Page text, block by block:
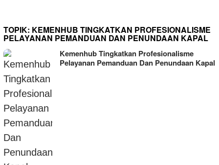
TOPIK: KEMENHUB TINGKATKAN PROFESIONALISME
PELAYANAN PEMANDUAN DAN PENUNDAAN KAPAL
Kemenhub Tingkatkan Profesionalisme
Pelayanan Pemanduan Dan Penundaan Kapal